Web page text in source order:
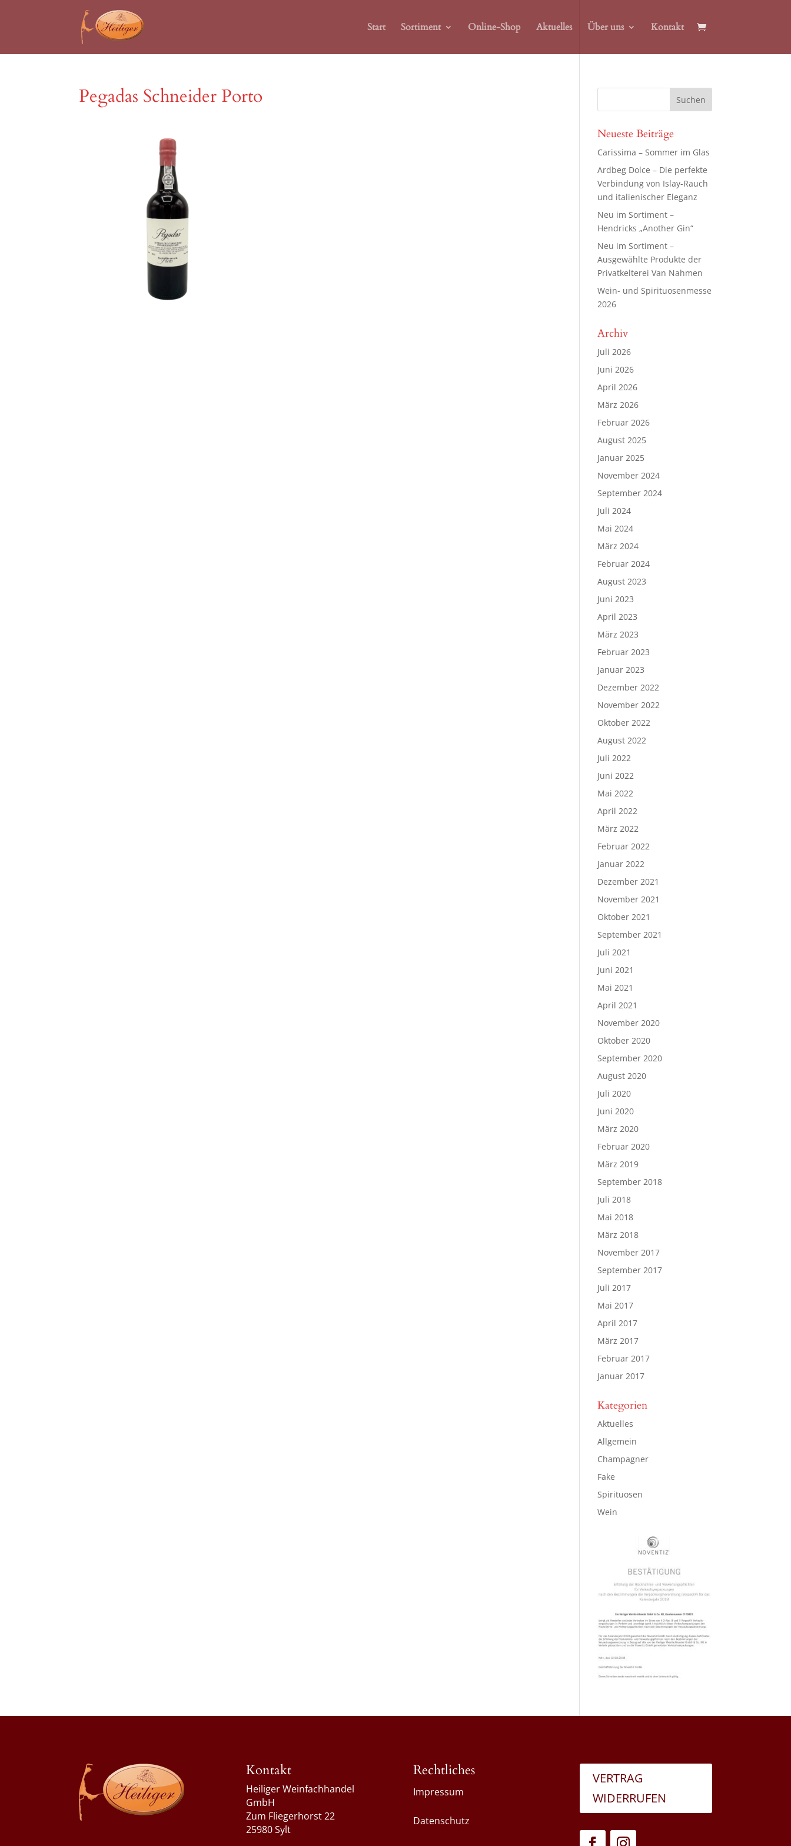
Start Sortiment Online-Shop Aktuelles Über uns Kontakt
Pegadas Schneider Porto
Neueste Beiträge
Carissima – Sommer im Glas
Ardbeg Dolce – Die perfekte
Verbindung von Islay-Rauch
und italienischer Eleganz
Neu im Sortiment –
Hendricks „Another Gin“
Neu im Sortiment –
Ausgewählte Produkte der
Privatkelterei Van Nahmen
Wein- und Spirituosenmesse
2026
Archiv
Juli 2026
Juni 2026
April 2026
März 2026
Februar 2026
August 2025
Januar 2025
November 2024
September 2024
Juli 2024
Mai 2024
März 2024
Februar 2024
August 2023
Juni 2023
April 2023
März 2023
Februar 2023
Januar 2023
Dezember 2022
November 2022
Oktober 2022
August 2022
Juli 2022
Juni 2022
Mai 2022
April 2022
März 2022
Februar 2022
Januar 2022
Dezember 2021
November 2021
Oktober 2021
September 2021
Juli 2021
Juni 2021
Mai 2021
April 2021
November 2020
Oktober 2020
September 2020
August 2020
Juli 2020
Juni 2020
März 2020
Februar 2020
März 2019
September 2018
Juli 2018
Mai 2018
März 2018
November 2017
September 2017
Juli 2017
Mai 2017
April 2017
März 2017
Februar 2017
Januar 2017
Kategorien
Aktuelles
Allgemein
Champagner
Fake
Spirituosen
Wein
Kontakt
Heiliger Weinfachhandel
GmbH
Zum Fliegerhorst 22
25980 Sylt
Rechtliches
Impressum
Datenschutz
VERTRAG
WIDERRUFEN